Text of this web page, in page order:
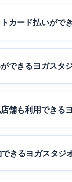
カード払いがで
できるヨガスタ
舗も利用できる
きるヨガスタジ